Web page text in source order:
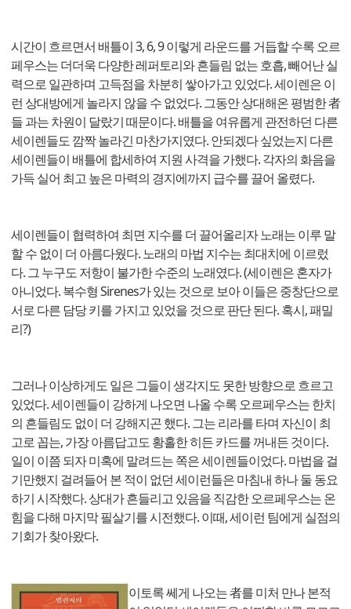
시간이 흐르면서 배틀이 3, 6, 9 이렇게 라운드를 거듭할 수록 오르
페우스는 더더욱 다양한 레퍼토리와 흔들림 없는 호흡, 빼어난 실
력으로 일관하며 고득점을 차분히 쌓아가고 있었다. 세이렌은 이
런 상대방에게 놀라지 않을 수 없었다. 그동안 상대해온 평범한 者
들 과는 차원이 달랐기 때문이다. 배틀을 여유롭게 관전하던 다른
세이렌들도 깜짝 놀라긴 마찬가지였다. 안되겠다 싶었는지 다른
세이렌들이 배틀에 합세하여 지원 사격을 가했다. 각자의 화음을
가득 실어 최고 높은 마력의 경지에까지 급수를 끌어 올렸다.
세이렌들이 협력하여 최면 지수를 더 끌어올리자 노래는 이루 말
할 수 없이 더 아름다웠다. 노래의 마법 지수는 최대치에 이르렀
다. 그 누구도 저항이 불가한 수준의 노래였다. (세이렌은 혼자가
아니었다. 복수형 Sirenes가 있는 것으로 보아 이들은 중창단으로
서로 다른 담당 키를 가지고 있었을 것으로 판단 된다. 혹시, 패밀
리?)
그러나 이상하게도 일은 그들이 생각지도 못한 방향으로 흐르고
있었다. 세이렌들이 강하게 나오면 나올 수록 오르페우스는 한치
의 흔들림도 없이 더 강해지곤 했다. 그는 리라를 타며 자신이 최
고로 꼽는, 가장 아름답고도 황홀한 히든 카드를 꺼내든 것이다.
일이 이쯤 되자 미혹에 말려드는 쪽은 세이렌들이었다. 마법을 걸
기만했지 걸려들어 본 적이 없던 세이런들은 마침내 하나 둘 동요
하기 시작했다. 상대가 흔들리고 있음을 직감한 오르페우스는 온
힘을 다해 마지막 필살기를 시전했다. 이때, 세이런 팀에게 실점의
기회가 찾아왔다.
이토록 쎄게 나오는 者를 미처 만나 본적